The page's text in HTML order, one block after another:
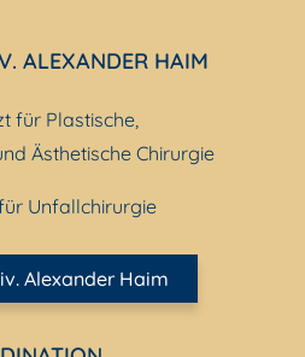
ALEXANDER HAIM
für Plastische,
Ästhetische Chirurgie
Unfallchirurgie
Alexander Haim